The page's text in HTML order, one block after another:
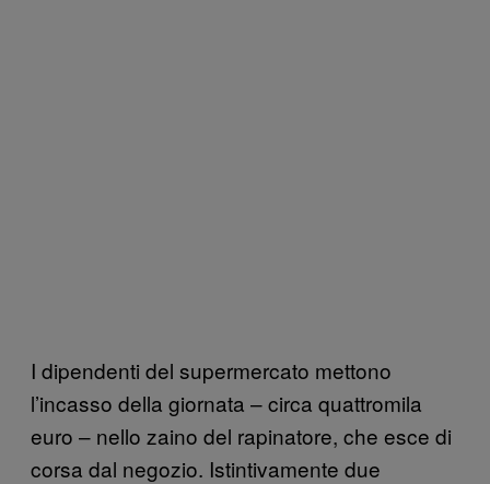
I dipendenti del supermercato mettono
l’incasso della giornata – circa quattromila
euro – nello zaino del rapinatore, che esce di
corsa dal negozio. Istintivamente due